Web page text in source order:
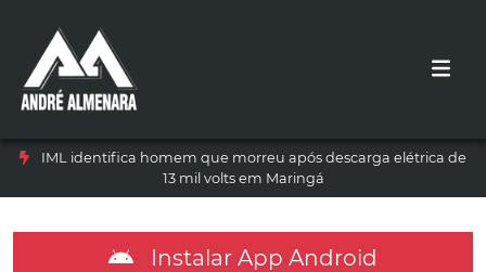
IML identifica homem que morreu após descarga elétrica de
13 mil volts em Maringá
Instalar App Android